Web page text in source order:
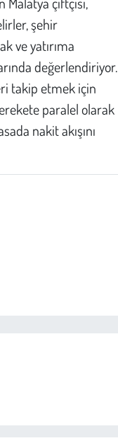
şehir
ve yatırıma
değerlendiriyor.
takip etmek için
paralel olarak
nakit akışını